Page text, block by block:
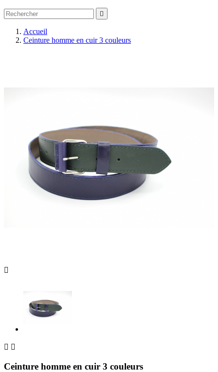

Accueil
Ceinture homme en cuir 3 couleurs

 
Ceinture homme en cuir 3 couleurs